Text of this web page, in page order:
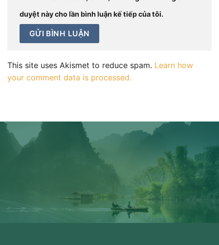
duyệt này cho lần bình luận kế tiếp của tôi.
This site uses Akismet to reduce spam. Learn how
your comment data is processed.